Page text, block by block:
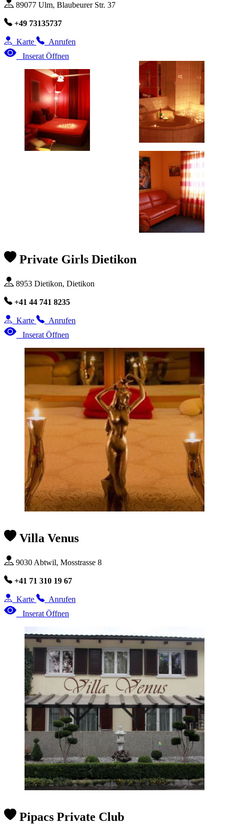
89077 Ulm, Blaubeurer Str. 37
+49 73135737
Karte
Anrufen
Inserat Öffnen
Private Girls Dietikon
8953 Dietikon, Dietikon
+41 44 741 8235
Karte
Anrufen
Inserat Öffnen
Villa Venus
9030 Abtwil, Mosstrasse 8
+41 71 310 19 67
Karte
Anrufen
Inserat Öffnen
Pipacs Private Club